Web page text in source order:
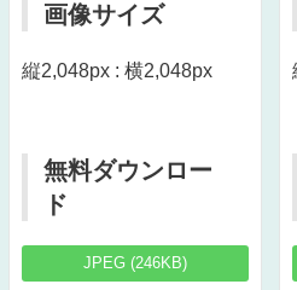
画像サイズ
縦2,048px : 横2,048px
無料ダウンロー
ド
JPEG (246KB)